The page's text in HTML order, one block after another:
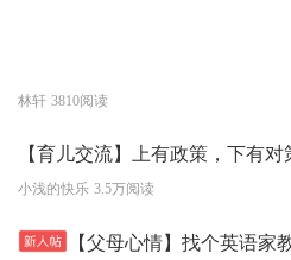
林轩 3810阅读
【育儿交流】上有政策，下有对
小浅的快乐 3.5万阅读
【父母心情】找个英语家